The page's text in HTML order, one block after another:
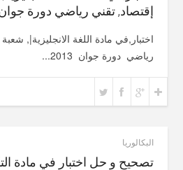
إقتصاد, تقني رياضي دورة جوان
اختبار,في مادة اللغة الانجليزية|,
رياضي دورة جوان 2013...
البكالوريا
تصحيح و حل اختبار في مادة